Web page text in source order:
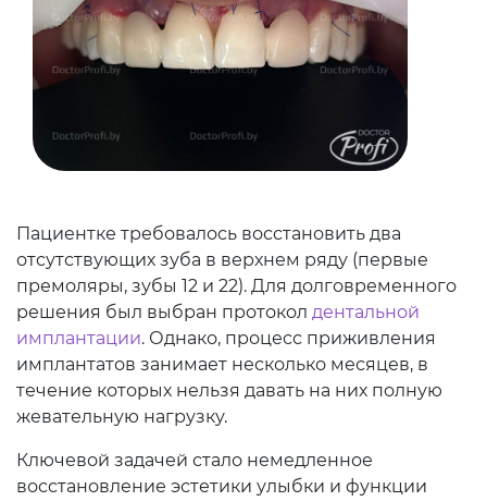
Пациентке требовалось восстановить два
отсутствующих зуба в верхнем ряду (первые
премоляры, зубы 12 и 22). Для долговременного
решения был выбран протокол дентальной
имплантации. Однако, процесс приживления
имплантатов занимает несколько месяцев, в
течение которых нельзя давать на них полную
жевательную нагрузку.
Ключевой задачей стало немедленное
восстановление эстетики улыбки и функции